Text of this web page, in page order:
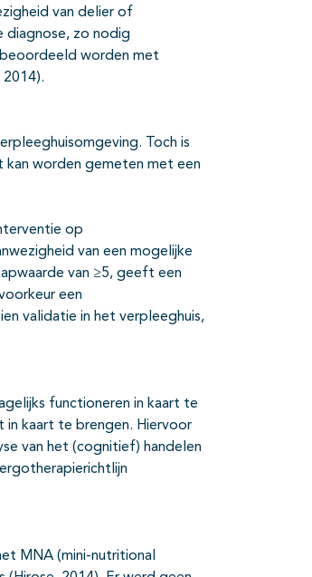
van delier of
diagnose, zo nodig
worden met
Toch is
kan worden gemeten met een
op
van een mogelijke
van ≥5, geeft een
een
validatie in het verpleeghuis,
functioneren in kaart te
in kaart te brengen. Hiervoor
van het (cognitief) handelen
MNA (mini-nutritional